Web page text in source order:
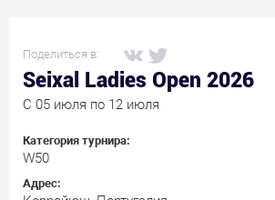
Поделиться в:
Seixal Ladies Open 2026
C 05 июля по 12 июля
Категория турнира:
W50
Адрес: